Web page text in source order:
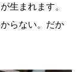
生まれます。
らない。だか